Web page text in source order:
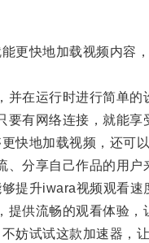
快地加载视频内容，
运行时进行简单的
有网络连接，就能享
地加载视频，还可以
分享自己作品的用户
升iwara视频观看速
流畅的观看体验，
试试这款加速器，让